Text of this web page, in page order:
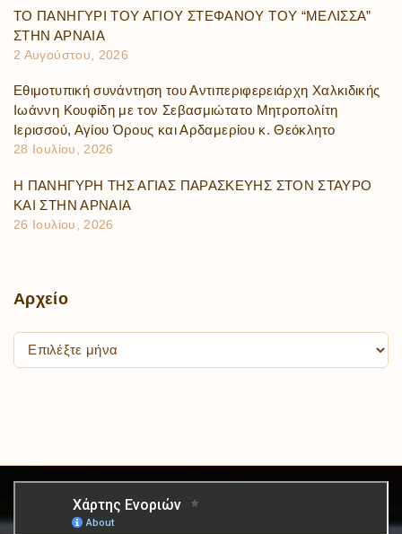
ΤΟ ΠΑΝΗΓΥΡΙ ΤΟΥ ΑΓΙΟΥ ΣΤΕΦΑΝΟΥ ΤΟΥ “ΜΕΛΙΣΣΑ”
ΣΤΗΝ ΑΡΝΑΙΑ
2 Αυγούστου, 2026
Εθιμοτυπική συνάντηση του Αντιπεριφερειάρχη Χαλκιδικής
Ιωάννη Κουφίδη με τον Σεβασμιώτατο Μητροπολίτη
Ιερισσού, Αγίου Όρους και Αρδαμερίου κ. Θεόκλητο
28 Ιουλίου, 2026
Η ΠΑΝΗΓΥΡΗ ΤΗΣ ΑΓΙΑΣ ΠΑΡΑΣΚΕΥΗΣ ΣΤΟΝ ΣΤΑΥΡΟ
ΚΑΙ ΣΤΗΝ ΑΡΝΑΙΑ
26 Ιουλίου, 2026
Αρχείο